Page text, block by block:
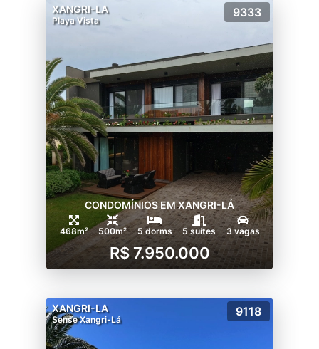
XANGRI-LA
Playa Vista
9333
CONDOMÍNIOS EM XANGRI-LÁ
468m² 500m² 5 dorms 5 suítes 3 vagas
R$ 7.950.000
XANGRI-LA
Sense Xangri-Lá
9118